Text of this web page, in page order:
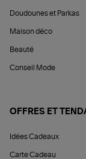
Doudounes et Parkas
Maison déco
Beauté
Conseil Mode
OFFRES ET
Idées Cadeaux
Carte Cadeau